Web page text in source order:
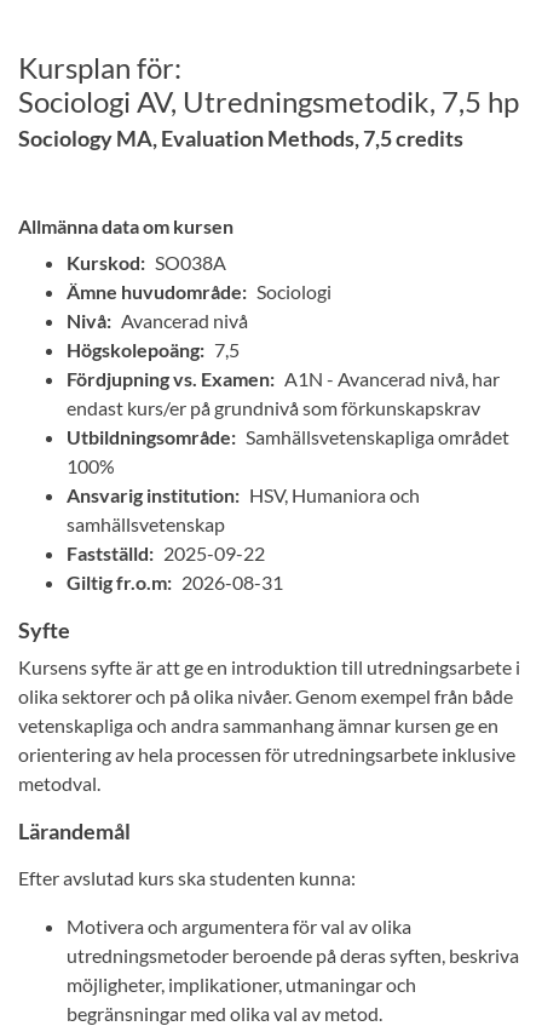
Kursplan för:
Sociologi AV, Utredningsmetodik, 7,5 hp
Sociology MA, Evaluation Methods, 7,5 credits
Allmänna data om kursen
Kurskod: SO038A
Ämne huvudområde: Sociologi
Nivå: Avancerad nivå
Högskolepoäng: 7,5
Fördjupning vs. Examen: A1N - Avancerad nivå, har
endast kurs/er på grundnivå som förkunskapskrav
Utbildningsområde: Samhällsvetenskapliga området
100%
Ansvarig institution: HSV, Humaniora och
samhällsvetenskap
Fastställd: 2025-09-22
Giltig fr.o.m: 2026-08-31
Syfte
Kursens syfte är att ge en introduktion till utredningsarbete i
olika sektorer och på olika nivåer. Genom exempel från både
vetenskapliga och andra sammanhang ämnar kursen ge en
orientering av hela processen för utredningsarbete inklusive
metodval.
Lärandemål
Efter avslutad kurs ska studenten kunna:
Motivera och argumentera för val av olika
utredningsmetoder beroende på deras syften, beskriva
möjligheter, implikationer, utmaningar och
begränsningar med olika val av metod.